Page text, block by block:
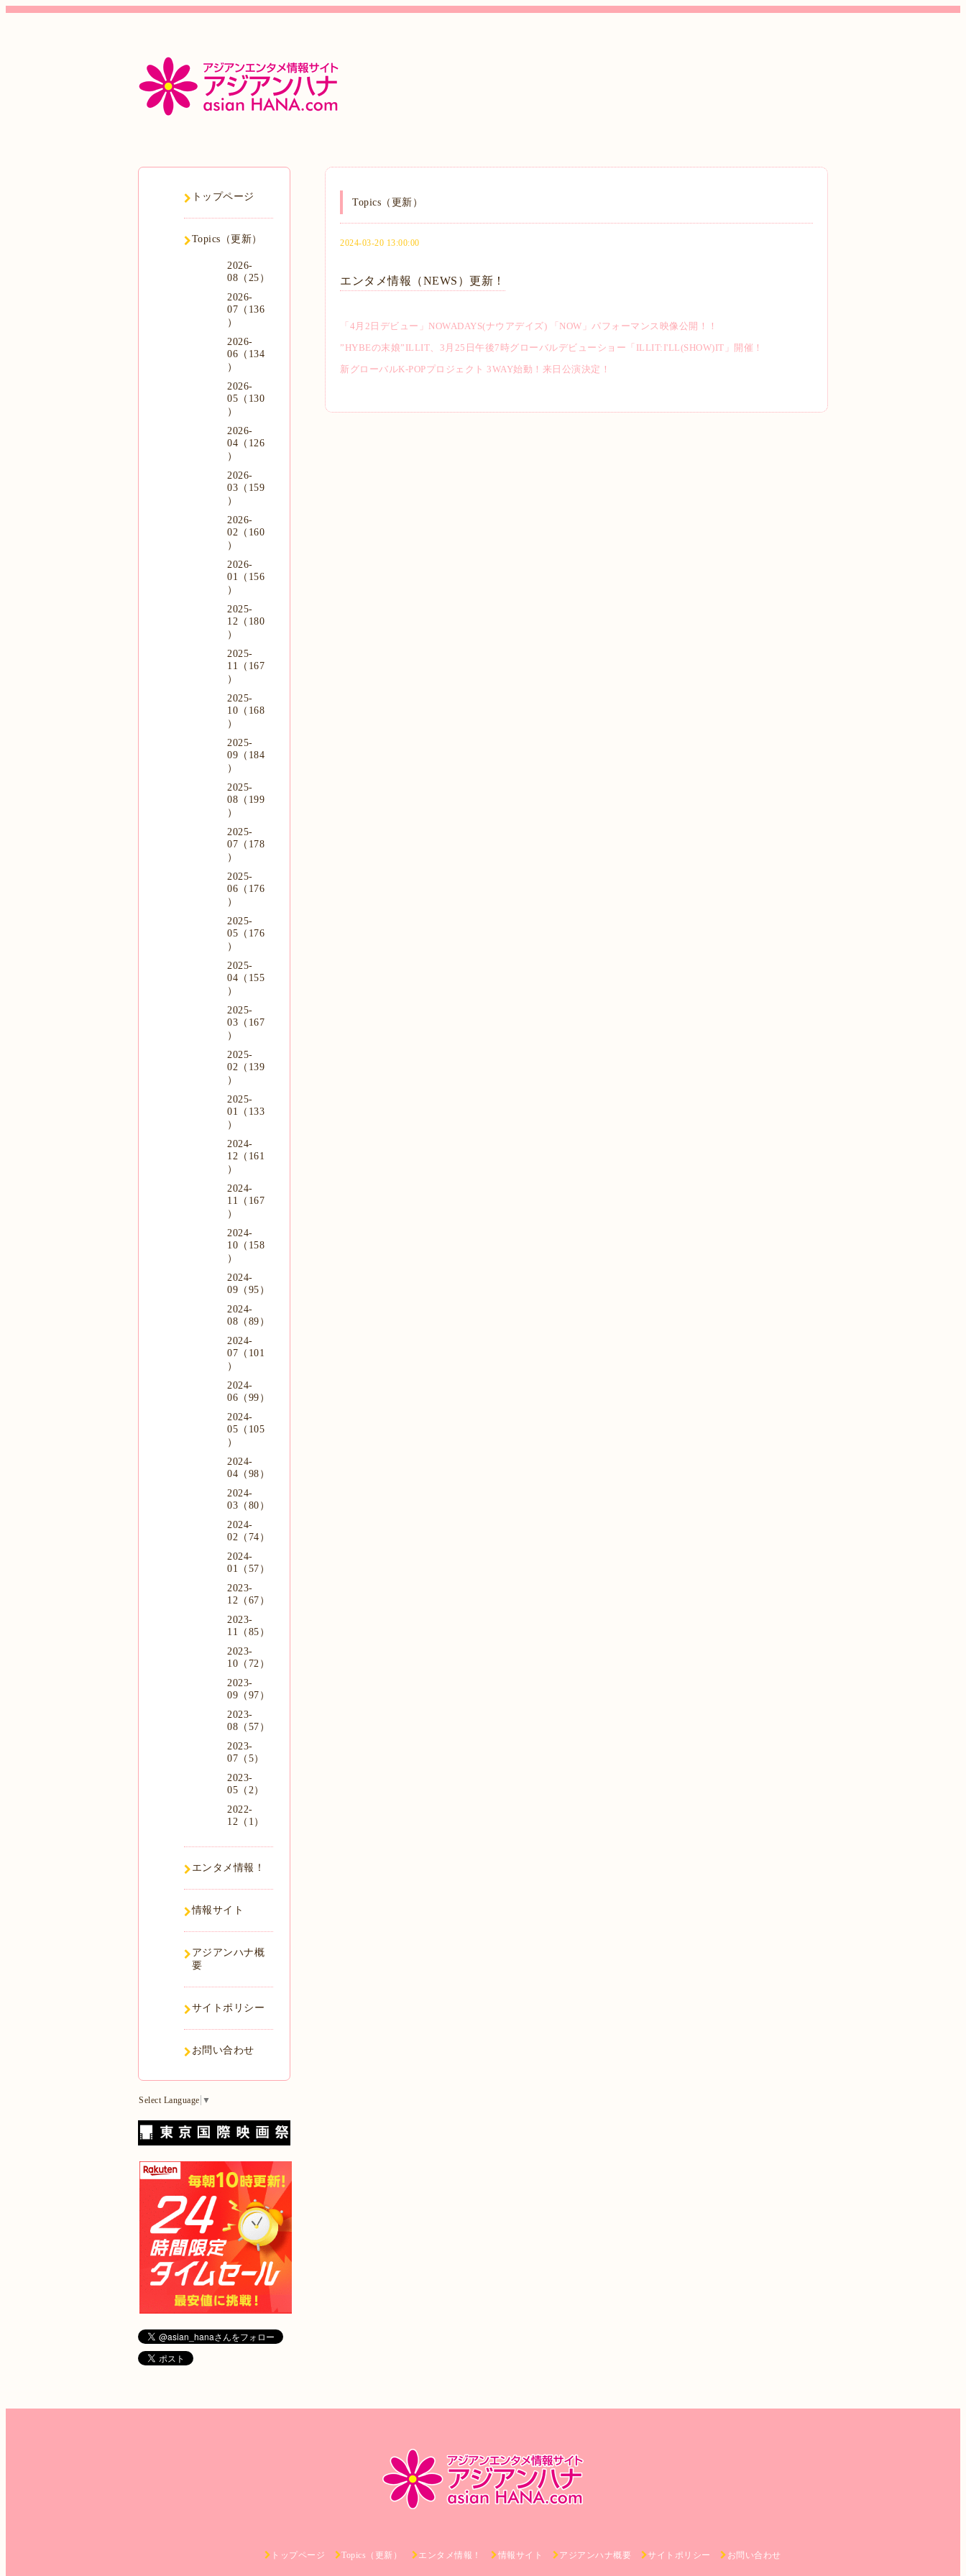
Topics（更新）
2024-03-20 13:00:00
エンタメ情報（NEWS）更新！
「4月2日デビュー」NOWADAYS(ナウアデイズ) 「NOW」パフォーマンス映像公開！！
”HYBEの末娘”ILLIT、3月25日午後7時グローバルデビューショー「ILLIT:I'LL(SHOW)IT」開催！
新グローバルK-POPプロジェクト 3WAY始動！来日公演決定！
トップページ
Topics（更新）
2026-
08（25）
2026-
07（136
）
2026-
06（134
）
2026-
05（130
）
2026-
04（126
）
2026-
03（159
）
2026-
02（160
）
2026-
01（156
）
2025-
12（180
）
2025-
11（167
）
2025-
10（168
）
2025-
09（184
）
2025-
08（199
）
2025-
07（178
）
2025-
06（176
）
2025-
05（176
）
2025-
04（155
）
2025-
03（167
）
2025-
02（139
）
2025-
01（133
）
2024-
12（161
）
2024-
11（167
）
2024-
10（158
）
2024-
09（95）
2024-
08（89）
2024-
07（101
）
2024-
06（99）
2024-
05（105
）
2024-
04（98）
2024-
03（80）
2024-
02（74）
2024-
01（57）
2023-
12（67）
2023-
11（85）
2023-
10（72）
2023-
09（97）
2023-
08（57）
2023-
07（5）
2023-
05（2）
2022-
12（1）
エンタメ情報！
情報サイト
アジアンハナ概
要
サイトポリシー
お問い合わせ
Select Language ▼
トップページ Topics（更新） エンタメ情報！ 情報サイト アジアンハナ概要 サイトポリシー お問い合わせ